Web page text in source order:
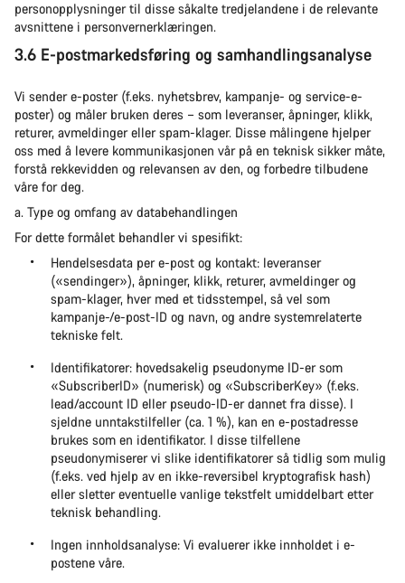
personopplysninger til disse såkalte tredjelandene i de relevante
avsnittene i personvernerklæringen.
3.6 E-postmarkedsføring og samhandlingsanalyse
Vi sender e-poster (f.eks. nyhetsbrev, kampanje- og service-e-
poster) og måler bruken deres – som leveranser, åpninger, klikk,
returer, avmeldinger eller spam-klager. Disse målingene hjelper
oss med å levere kommunikasjonen vår på en teknisk sikker måte,
forstå rekkevidden og relevansen av den, og forbedre tilbudene
våre for deg.
a. Type og omfang av databehandlingen
For dette formålet behandler vi spesifikt:
Hendelsesdata per e-post og kontakt: leveranser
(«sendinger»), åpninger, klikk, returer, avmeldinger og
spam-klager, hver med et tidsstempel, så vel som
kampanje-/e-post-ID og navn, og andre systemrelaterte
tekniske felt.
Identifikatorer: hovedsakelig pseudonyme ID-er som
«SubscriberID» (numerisk) og «SubscriberKey» (f.eks.
lead/account ID eller pseudo-ID-er dannet fra disse). I
sjeldne unntakstilfeller (ca. 1 %), kan en e-postadresse
brukes som en identifikator. I disse tilfellene
pseudonymiserer vi slike identifikatorer så tidlig som mulig
(f.eks. ved hjelp av en ikke-reversibel kryptografisk hash)
eller sletter eventuelle vanlige tekstfelt umiddelbart etter
teknisk behandling.
Ingen innholdsanalyse: Vi evaluerer ikke innholdet i e-
postene våre.